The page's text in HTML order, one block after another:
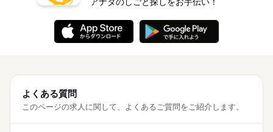
よくある質問
このページの求人に関して、よくあるご質問をご紹介します。